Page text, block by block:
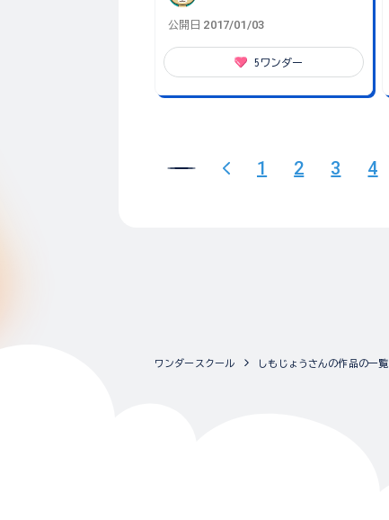
公開日 2017/01/03
5 ワンダー
1 2 3 4
ワンダースクール しもじょうさんの作品の一覧